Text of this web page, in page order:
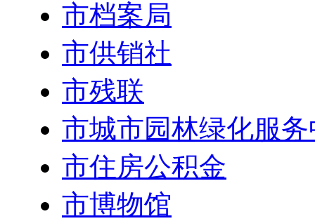
市档案局
市供销社
市残联
市城市园林绿化服
市住房公积金
市博物馆